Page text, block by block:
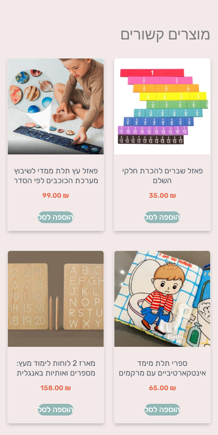
מוצרים קשורים
פאזל שברים להכרת חלקי
השלם
35.00 ₪
הוספה לסל
פאזל עץ תלת ממדי לשיבוץ
מערכת הכוכבים לפי הסדר
99.00 ₪
הוספה לסל
ספרי תלת מימד
אינטקארטיביים עם מרקמים
65.00 ₪
הוספה לסל
מארז 2 לוחות לימוד מעץ:
מספרים ואותיות באנגלית
158.00 ₪
הוספה לסל